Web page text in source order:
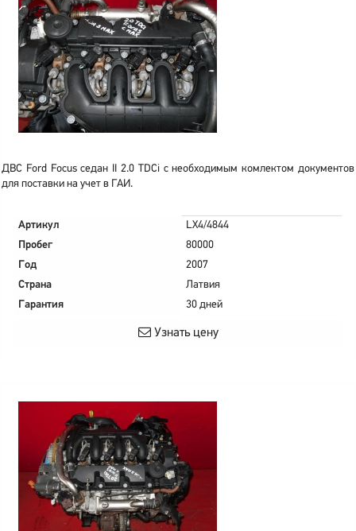
ДВС Ford Focus седан II 2.0 TDCi с необходимым комлектом документов
для поставки на учет в ГАИ.
Артикул
LX4/4844
Пробег
80000
Год
2007
Страна
Латвия
Гарантия
30 дней
Узнать цену